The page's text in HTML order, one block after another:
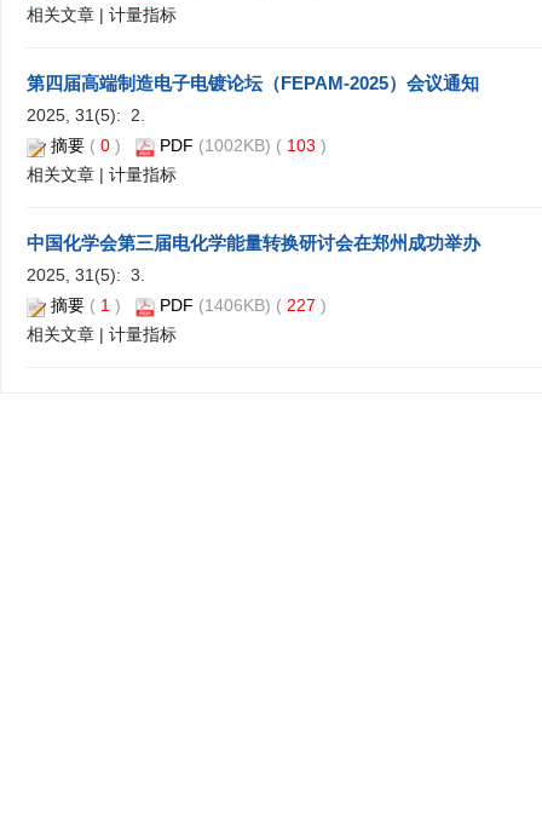
相关文章 | 计量指标
第四届高端制造电子电镀论坛（FEPAM-2025）会议通知
2025, 31(5): 2.
摘要 ( 0 ) PDF (1002KB) ( 103 )
相关文章 | 计量指标
中国化学会第三届电化学能量转换研讨会在郑州成功举办
2025, 31(5): 3.
摘要 ( 1 ) PDF (1406KB) ( 227 )
相关文章 | 计量指标